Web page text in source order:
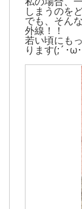
しまうのを
でも、そん
外線！！
若い頃にも
ります(;´･ω